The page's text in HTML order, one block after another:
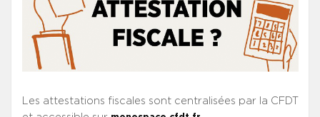
Les attestations fiscales sont centralisées par la CFDT